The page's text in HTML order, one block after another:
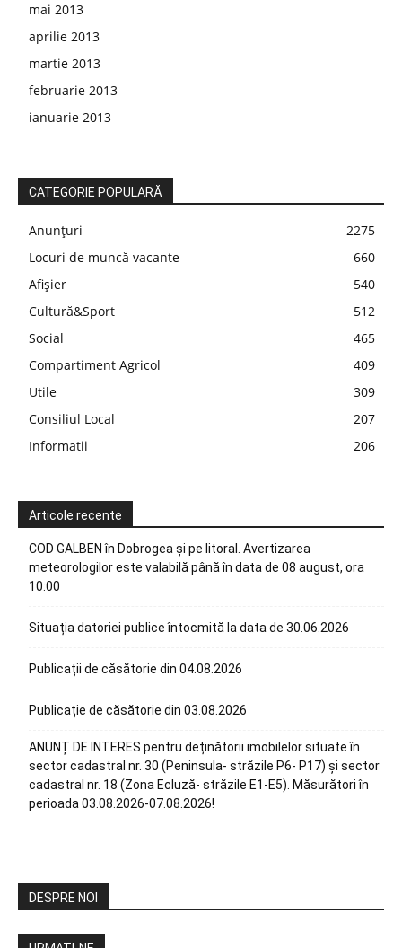
mai 2013
aprilie 2013
martie 2013
februarie 2013
ianuarie 2013
CATEGORIE POPULARĂ
Anunțuri
2275
Locuri de muncă vacante
660
Afișier
540
Cultură&Sport
512
Social
465
Compartiment Agricol
409
Utile
309
Consiliul Local
207
Informatii
206
Articole recente
COD GALBEN în Dobrogea și pe litoral. Avertizarea
meteorologilor este valabilă până în data de 08 august, ora
10:00
Situația datoriei publice întocmită la data de 30.06.2026
Publicații de căsătorie din 04.08.2026
Publicație de căsătorie din 03.08.2026
ANUNȚ DE INTERES pentru deținătorii imobilelor situate în
sector cadastral nr. 30 (Peninsula- străzile P6- P17) și sector
cadastral nr. 18 (Zona Ecluză- străzile E1-E5). Măsurători în
perioada 03.08.2026-07.08.2026!
DESPRE NOI